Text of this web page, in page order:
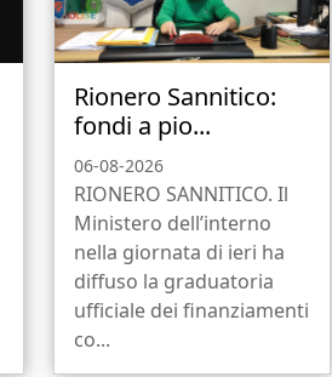
Rionero Sannitico:
fondi a pio...
06-08-2026
RIONERO SANNITICO. Il
Ministero dell’interno
nella giornata di ieri ha
diffuso la graduatoria
ufficiale dei finanziamenti
co...